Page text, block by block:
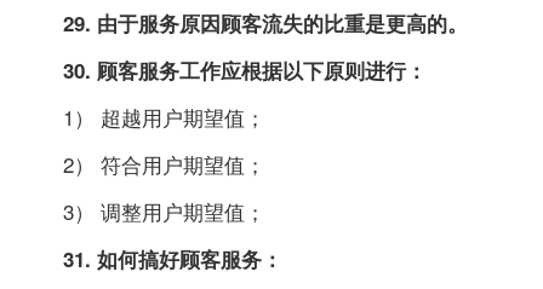
29. 由于服务原因顾客流失的比重是更高的。
30. 顾客服务工作应根据以下原则进行：
1） 超越用户期望值；
2） 符合用户期望值；
3） 调整用户期望值；
31. 如何搞好顾客服务：